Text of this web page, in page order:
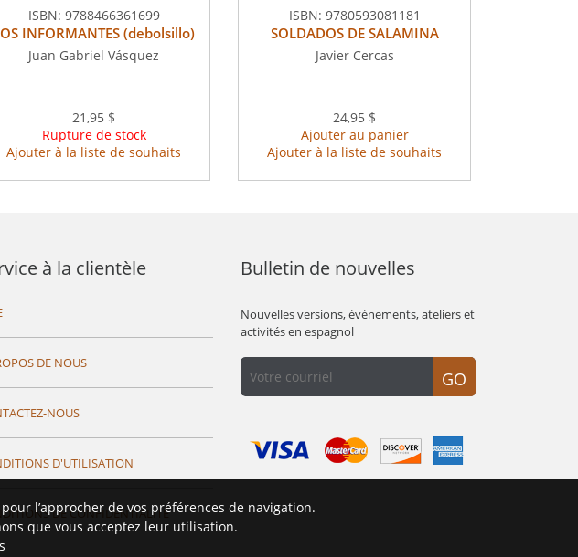
ISBN: 9788466361699
INFORMANTES (debolsillo)
Juan Gabriel Vásquez
21,95 $
Rupture de stock
Ajouter à la liste de souhaits
ISBN: 9780593081181
SOLDADOS DE SALAMINA
Javier Cercas
24,95 $
Ajouter au panier
Ajouter à la liste de souhaits
à la clientèle
DE NOUS
NOUS
D'UTILISATION
DE CONFIDENTIALITÉ
Bulletin de nouvelles
Nouvelles versions, événements, ateliers et
activités en espagnol
GO
l’approcher de vos préférences de navigation.
que vous acceptez leur utilisation.